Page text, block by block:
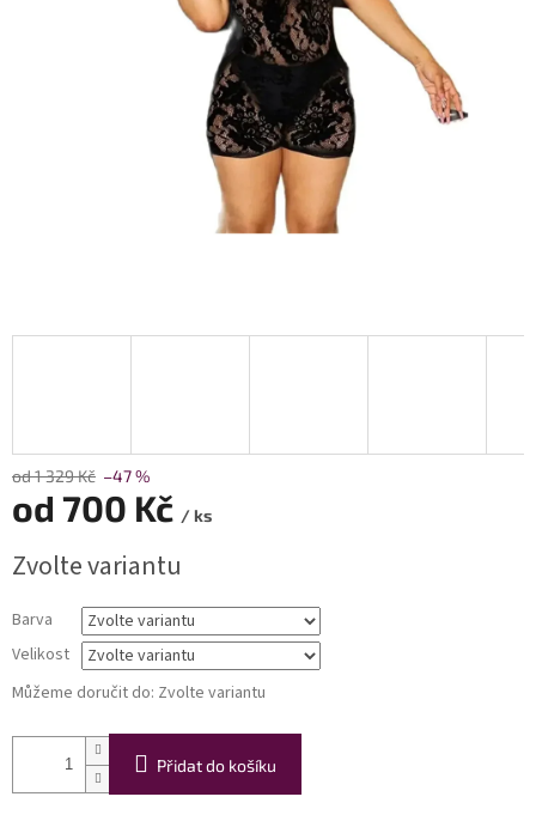
od 1 329 Kč –47 %
od 700 Kč / ks
cena:
Zvolte variantu
Barva
Velikost
Můžeme doručit do: Zvolte variantu
Přidat do košíku